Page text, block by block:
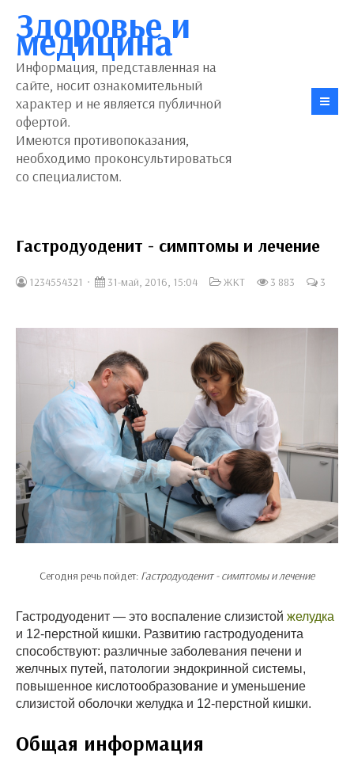
Здоровье и
медицина
Информация, представленная на
сайте, носит ознакомительный
характер и не является публичной
офертой.
Имеются противопоказания,
необходимо проконсультироваться
со специалистом.
Гастродуоденит - симптомы и лечение
1234554321 31-май, 2016, 15:04 ЖКТ 3 883 3
Сегодня речь пойдет: Гастродуоденит - симптомы и лечение
Гастродуоденит — это воспаление слизистой желудка
и 12-перстной кишки. Развитию гастродуоденита
способствуют: различные заболевания печени и
желчных путей, патологии эндокринной системы,
повышенное кислотообразование и уменьшение
слизистой оболочки желудка и 12-перстной кишки.
Общая информация